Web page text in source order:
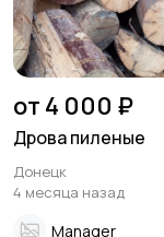
от 4 000 ₽
Дрова пиленые
Донецк
4 месяца назад
Manager